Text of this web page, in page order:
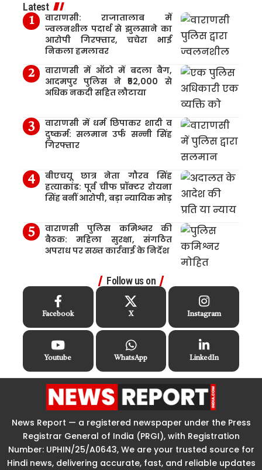
Latest
वाराणसी: राजातालाब में
ज्वलनशील पदार्थ से झुलसाने का
आरोपी गिरफ्तार, चचेरा भाई
निकला हमलावर
वाराणसी में ऑटो में बदला बैग,
आदमपुर पुलिस ने ₹52,000 से
अधिक नकदी सहित लौटाया
वाराणसी में धर्म छिपाकर शादी व
दुष्कर्म: सलमान उर्फ सन्नी सिंह
गिरफ्तार
बीएचयू छात्र नेता गौरव सिंह
हत्याकांड: पूर्व चीफ प्रॉक्टर रोयना
सिंह बनीं आरोपी, बड़ा न्यायिक मोड़
वाराणसी पुलिस कमिश्नर की
बैठक: महिला सुरक्षा, संगठित
अपराध पर सख्त कार्रवाई के निर्देश
Follow us on
Facebook X Instagram
Youtube WhatsApp LinkedIn
News Report — a registered newspaper under the Press
Registrar General of India (PRGI), with Registration
Number: UPHIN/25/A0643, We are your trusted source for
Hindi news, delivering accurate, fast, and reliable updates